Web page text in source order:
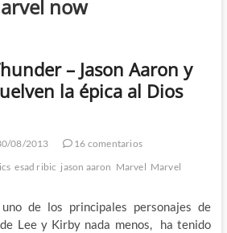
now
– Jason Aaron y
la épica al Dios
08/2013
16 comentarios
esad ribic jason aaron Marvel Marvel
de los principales personajes de
Lee y Kirby nada menos, ha tenido